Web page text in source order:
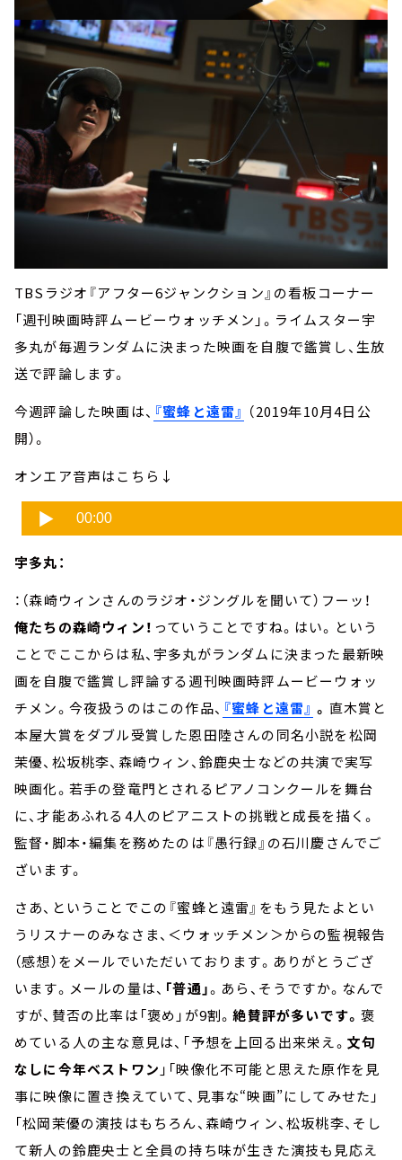
TBSラジオ『アフター6ジャンクション』の看板コーナー
「週刊映画時評ムービーウォッチメン」。ライムスター宇
多丸が毎週ランダムに決まった映画を自腹で鑑賞し、生放
送で評論します。
今週評論した映画は、 『蜜蜂と遠雷』 （2019年10月4日公
開）。
オンエア音声はこちら↓
宇多丸：
：（森崎ウィンさんのラジオ・ジングルを聞いて）フーッ！
俺たちの森崎ウィン！ っていうことですね。はい。という
ことでここからは私、宇多丸がランダムに決まった最新映
画を自腹で鑑賞し評論する週刊映画時評ムービーウォッ
チメン。今夜扱うのはこの作品、 『蜜蜂と遠雷』 。 直木賞と
本屋大賞をダブル受賞した恩田陸さんの同名小説を松岡
茉優、松坂桃李、森崎ウィン、鈴鹿央士などの共演で実写
映画化。若手の登竜門とされるピアノコンクールを舞台
に、才能あふれる4人のピアニストの挑戦と成長を描く。
監督・脚本・編集を務めたのは『愚行録』の石川慶さんでご
ざいます。
さあ、ということでこの『蜜蜂と遠雷』をもう見たよとい
うリスナーのみなさま、＜ウォッチメン＞からの監視報告
（感想）をメールでいただいております。ありがとうござ
います。メールの量は、 「普通」。あら、そうですか。なんで
すが、賛否の比率は「褒め」が9割。絶賛評が多いです。褒
めている人の主な意見は、「予想を上回る出来栄え。 文句
なしに今年ベストワン 」「映像化不可能と思えた原作を見
事に映像に置き換えていて、見事な“映画”にしてみせた」
「松岡茉優の演技はもちろん、森崎ウィン、松坂桃李、そし
て新人の鈴鹿央士と全員の持ち味が生きた演技も見応え